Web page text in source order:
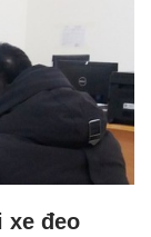
xe đeo